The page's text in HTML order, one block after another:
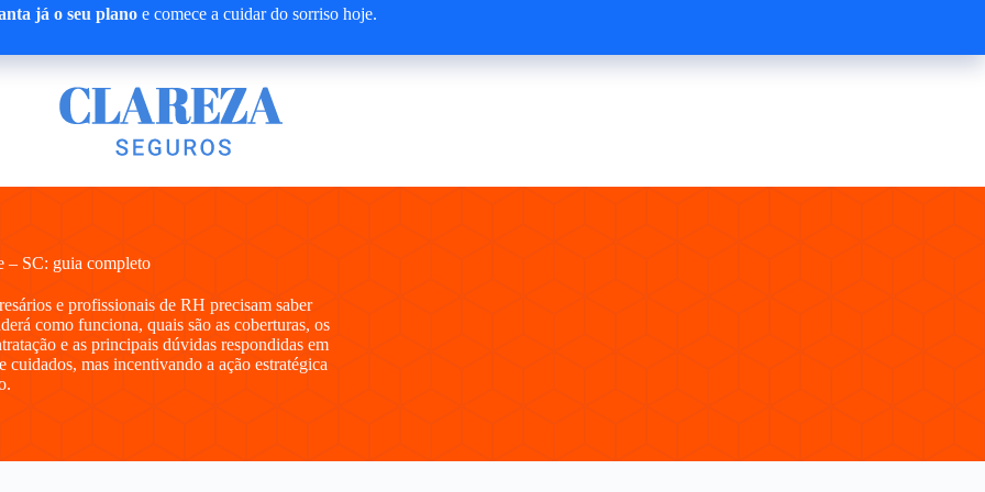
já o seu planoe comece a cuidar do sorriso hoje.
– SC: guia completo
e profissionais de RH precisam saber
como funciona, quais são as coberturas, os
e as principais dúvidas respondidas em
mas incentivando a ação estratégica